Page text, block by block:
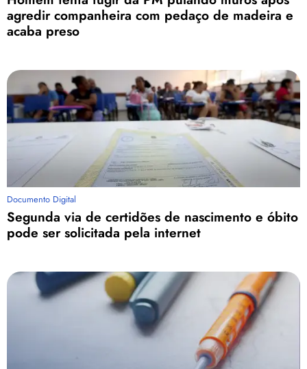
agredir companheira com pedaço de madeira e
acaba preso
Documento Digital
Segunda via de certidões de nascimento e óbito
pode ser solicitada pela internet